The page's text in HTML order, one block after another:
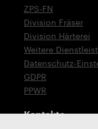
ZPS-FN
Division Fräser
Division Härterei
Weitere
Datenschutz-
GDPR
PPWR
Kontakte